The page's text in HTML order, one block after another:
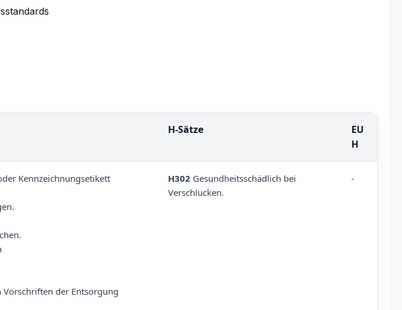
H-Sätze
EU
H
Kennzeichnungsetikett
der Entsorgung
H302 Gesundheitsschädlich bei
Verschlucken.
-